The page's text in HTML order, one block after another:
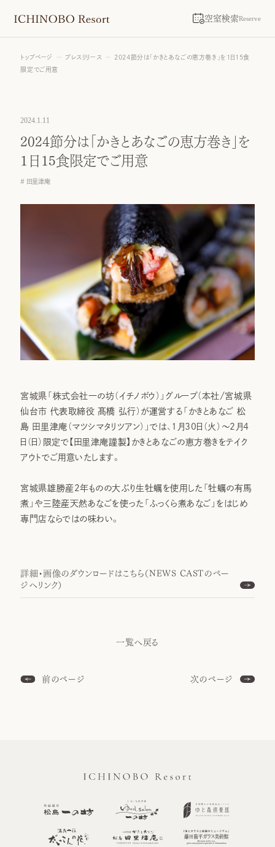
空室検索Reserve
トップページ プレスリリース
2024節分は「かきとあなごの恵方巻き」を1日15食
限定でご用意
2024.1.11
2024節分は「かきとあなごの恵方巻き」を
1日15食限定でご用意
田里津庵
宮城県「株式会社一の坊（イチノボウ）」グループ（本社/宮城県
仙台市 代表取締役 髙橋 弘行）が運営する「かきとあなご 松
島 田里津庵（マツシマタリツアン）」では、1月30日（火）～2月4
日（日）限定で【田里津庵謹製】かきとあなごの恵方巻きをテイク
アウトでご用意いたします。
宮城県雄勝産2年ものの大ぶり生牡蠣を使用した「牡蠣の有馬
煮」や三陸産天然あなごを使った「ふっくら煮あなご」をはじめ
専門店ならではの味わい。
詳細・画像のダウンロードはこちら（NEWS CASTのペー
ジへリンク）
前のページ
一覧へ戻る
次のページ